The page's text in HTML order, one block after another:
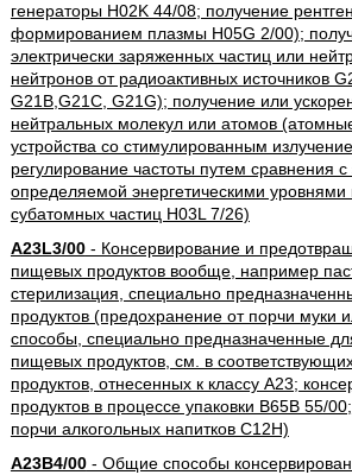
генераторы H02K 44/08; получение
формированием плазмы H05G 2/00);
электрически заряженных частиц или
нейтронов от радиоактивных источников
G21B,G21C, G21G); получение или
нейтральных молекул или атомов
устройства со стимулированным
регулирование частоты путем сравнения с
определяемой энергетическими
субатомных частиц H03L 7/26)
A23L3/00- Консервирование и
пищевых продуктов вообще, например
стерилизация, специально
продуктов (предохранение от порчи муки
способы, специально предназначенные
пищевых продуктов, см. в
продуктов, отнесенных к классу A23;
продуктов в процессе упаковки B65B 55/
порчи алкогольных напитков C12H)
A23B4/00- Общие способы